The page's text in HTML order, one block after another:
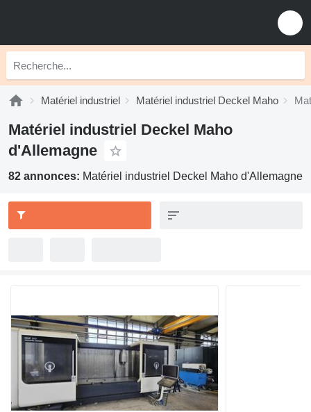
Matériel industriel Matériel industriel Deckel Maho
Matériel industriel Deckel Maho
d'Allemagne
82 annonces: Matériel industriel Deckel Maho d'Allemagne